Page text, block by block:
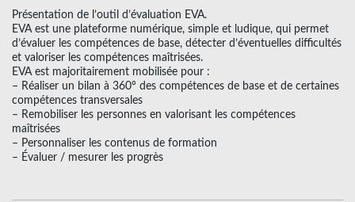
Présentation de l’outil d’évaluation EVA.
EVA est une plateforme numérique, simple et ludique, qui permet
d’évaluer les compétences de base, détecter d’éventuelles difficultés
et valoriser les compétences maîtrisées.
EVA est majoritairement mobilisée pour :
– Réaliser un bilan à 360° des compétences de base et de certaines
compétences transversales
– Remobiliser les personnes en valorisant les compétences
maîtrisées
– Personnaliser les contenus de formation
– Évaluer / mesurer les progrès